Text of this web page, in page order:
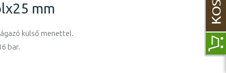
mm
külső menettel.
bar.